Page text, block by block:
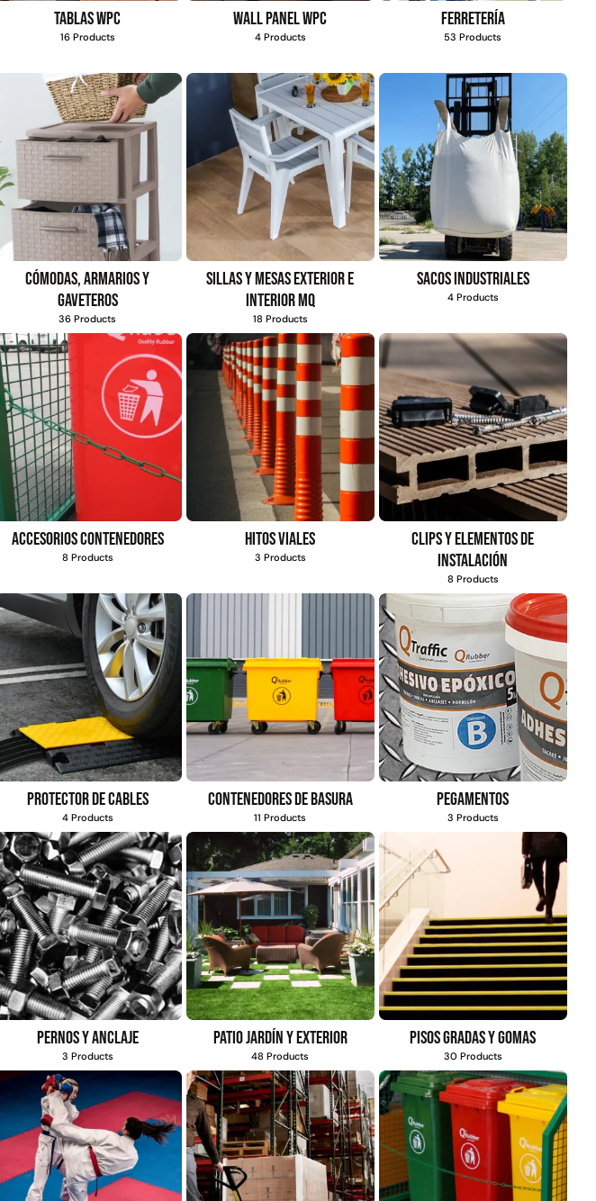
Tablas WPC
16 Products
Wall Panel WPC
4 Products
Ferretería
53 Products
Cómodas, armarios y
gaveteros
36 Products
Sillas y mesas exterior e
interior MQ
18 Products
Sacos industriales
4 Products
Accesorios contenedores
8 Products
Hitos viales
3 Products
Clips y elementos de
instalación
8 Products
Protector de cables
4 Products
Contenedores de basura
11 Products
Pegamentos
3 Products
Pernos y anclaje
3 Products
Patio jardín y exterior
48 Products
Pisos gradas y gomas
30 Products
4,57*30,48mts
2.002.243
Leer más
1.192.666
930.490
Agregar al
carrito
carrito
Explora más productos